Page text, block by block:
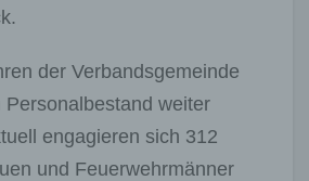
der Verbandsgemeinde
Personalbestand weiter
engagieren sich 312
und Feuerwehrmänner